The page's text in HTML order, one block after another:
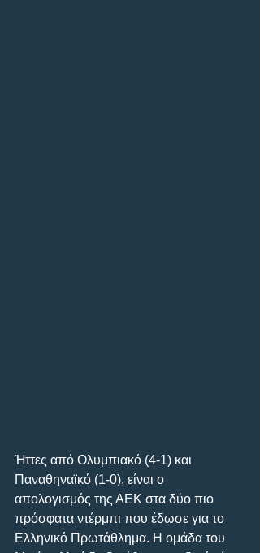
Ήττες από Ολυμπιακό (4-1) και
Παναθηναϊκό (1-0), είναι ο
απολογισμός της ΑΕΚ στα δύο πιο
πρόσφατα ντέρμπι που έδωσε για το
Ελληνικό Πρωτάθλημα. Η ομάδα του